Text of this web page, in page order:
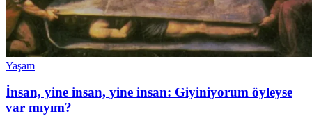
Yaşam
İnsan, yine insan, yine insan: Giyiniyorum öyleyse
var mıyım?